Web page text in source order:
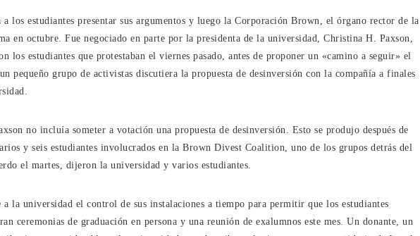
los estudiantes presentar sus argumentos y luego la Corporación Brown, el órgano rector de la
en octubre. Fue negociado en parte por la presidenta de la universidad, Christina H. Paxson,
los estudiantes que protestaban el viernes pasado, antes de proponer un «camino a seguir» el
pequeño grupo de activistas discutiera la propuesta de desinversión con la compañía a finales
no incluía someter a votación una propuesta de desinversión. Esto se produjo después de
y seis estudiantes involucrados en la Brown Divest Coalition, uno de los grupos detrás del
el martes, dijeron la universidad y varios estudiantes.
la universidad el control de sus instalaciones a tiempo para permitir que los estudiantes
ceremonias de graduación en persona y una reunión de exalumnos este mes. Un donante, un